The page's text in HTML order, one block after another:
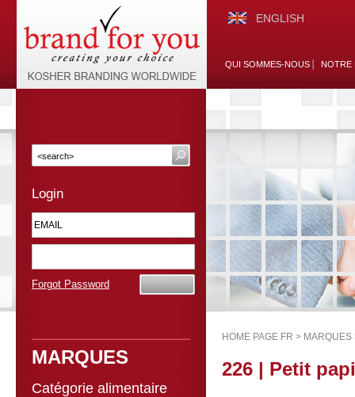
ENGLISH
QUI SOMMES-NOUS NOTRE
Login
Forgot Password
MARQUES
Catégorie alimentaire
HOME PAGE FR > MARQUES
226 | Petit